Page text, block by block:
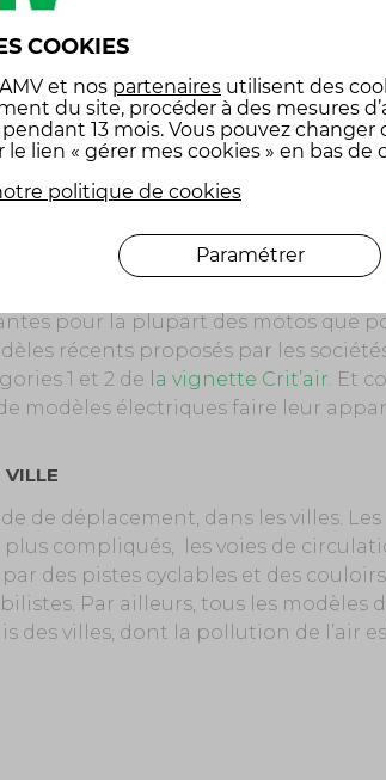
(et les chiffres le
toutefois les deux-roues de plus
plus performants, aide à la
et confort, le deux-roues
QUE LES VOITURES ?
pour la plupart des motos que
récents proposés par les
1 et 2 de la vignette Crit’air . Et
modèles électriques faire leur
VILLE
de déplacement, dans les villes. Les
compliqués,
les voies de
des pistes cyclables et des couloirs
Par ailleurs, tous les modèles
des villes, dont la pollution de l’air
COOKIES
et nos partenaires utilisent des
du site, procéder à des mesures
13 mois. Vous pouvez changer
lien « gérer mes cookies » en bas de
politique de cookies
Paramétrer